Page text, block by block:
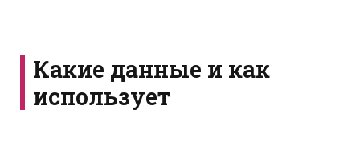
Какие данные и как
использует